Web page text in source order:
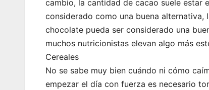
cambio, la cantidad de cacao suele estar
considerado como una buena alternativa,
chocolate pueda ser considerado una
muchos nutricionistas elevan algo más
Cereales
No se sabe muy bien cuándo ni cómo
empezar el día con fuerza es necesario